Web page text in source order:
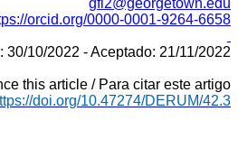
gfi2@georgetown.edu
orcid.org/0000-0001-9264-6658
30/10/2022 - Aceptado: 21/11/2022
this article / Para citar este artigo
doi.org/10.47274/DERUM/42.3